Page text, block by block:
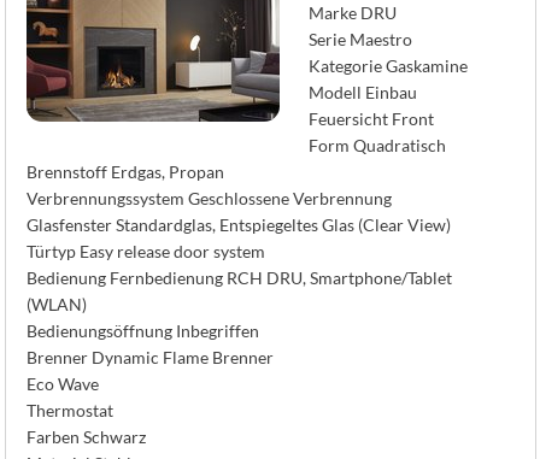
Marke DRU
Serie Maestro
Kategorie Gaskamine
Modell Einbau
Feuersicht Front
Form Quadratisch
Brennstoff Erdgas, Propan
Verbrennungssystem Geschlossene Verbrennung
Glasfenster Standardglas, Entspiegeltes Glas (Clear View)
Türtyp Easy release door system
Bedienung Fernbedienung RCH DRU, Smartphone/Tablet
(WLAN)
Bedienungsöffnung Inbegriffen
Brenner Dynamic Flame Brenner
Eco Wave
Thermostat
Farben Schwarz